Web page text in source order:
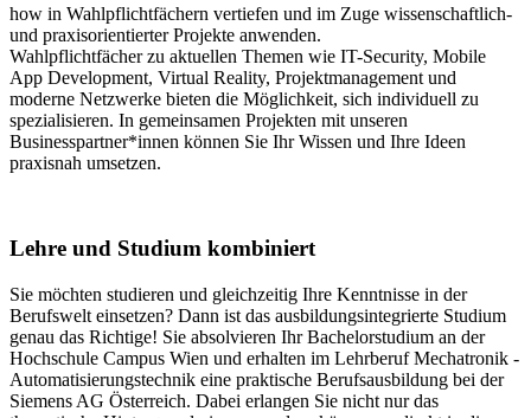
how in Wahlpflichtfächern vertiefen und im Zuge wissenschaftlich-
und praxisorientierter Projekte anwenden.
Wahlpflichtfächer zu aktuellen Themen wie IT-Security, Mobile
App Development, Virtual Reality, Projektmanagement und
moderne Netzwerke bieten die Möglichkeit, sich individuell zu
spezialisieren. In gemeinsamen Projekten mit unseren
Businesspartner*innen können Sie Ihr Wissen und Ihre Ideen
praxisnah umsetzen.
Lehre und Studium kombiniert
Sie möchten studieren und gleichzeitig Ihre Kenntnisse in der
Berufswelt einsetzen? Dann ist das ausbildungsintegrierte Studium
genau das Richtige! Sie absolvieren Ihr Bachelorstudium an der
Hochschule Campus Wien und erhalten im Lehrberuf Mechatronik -
Automatisierungstechnik eine praktische Berufsausbildung bei der
Siemens AG Österreich. Dabei erlangen Sie nicht nur das